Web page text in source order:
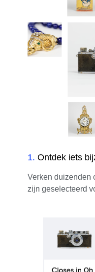
1. Ontdek iets
Verken duizenden
zijn geselecteerd